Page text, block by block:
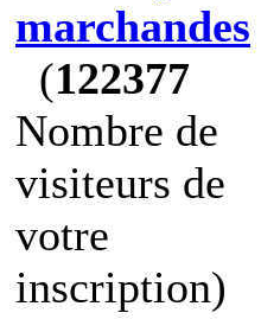
marchandes
(122377
Nombre de
visiteurs de
votre
inscription)